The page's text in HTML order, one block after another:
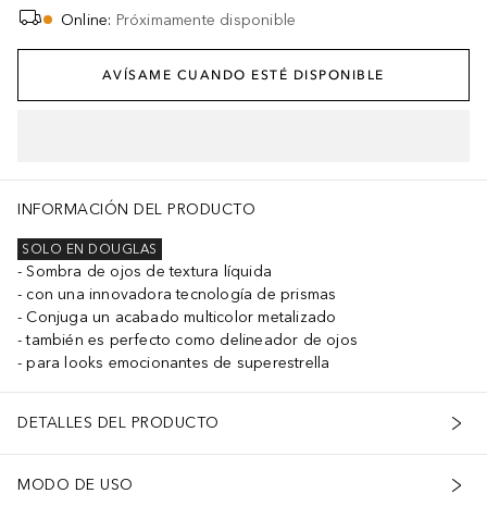
Online: Próximamente disponible
AVÍSAME CUANDO ESTÉ DISPONIBLE
INFORMACIÓN DEL PRODUCTO
SOLO EN DOUGLAS
Sombra de ojos de textura líquida
con una innovadora tecnología de prismas
Conjuga un acabado multicolor metalizado
también es perfecto como delineador de ojos
para looks emocionantes de superestrella
DETALLES DEL PRODUCTO
MODO DE USO